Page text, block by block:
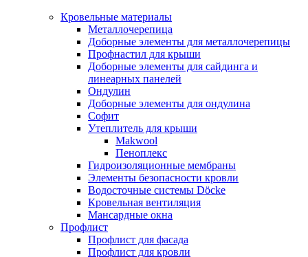
Кровельные материалы
Металлочерепица
Доборные элементы для металлочерепицы
Профнастил для крыши
Доборные элементы для сайдинга и
линеарных панелей
Ондулин
Доборные элементы для ондулина
Софит
Утеплитель для крыши
Makwool
Пеноплекс
Гидроизоляционные мембраны
Элементы безопасности кровли
Водосточные системы Döcke
Кровельная вентиляция
Мансардные окна
Профлист
Профлист для фасада
Профлист для кровли